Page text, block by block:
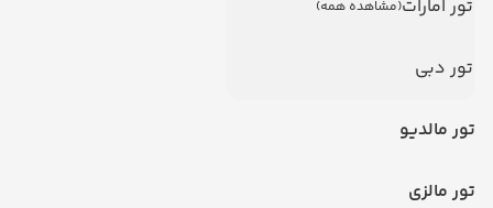
تور امارات(مشاهده همه)
تور دبی
تور مالدیو
تور مالزی